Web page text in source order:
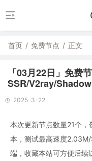
首页 / 免费节点 / 正文
「03月22日」免费
SSR/V2ray/
2025-3-22
本次更新节点数量21个，
本，测试最高速度
端，收藏本站可方便后续